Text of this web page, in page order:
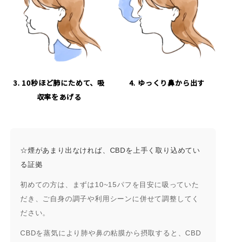
3. 10秒ほど肺にためて、吸
収率をあげる
4. ゆっくり鼻から出す
☆煙があまり出なければ、CBDを上手く取り込めてい
る証拠
初めての方は、まずは10~15パフを目安に吸っていた
だき、ご自身の調子や利用シーンに併せて調整してく
ださい。
CBDを蒸気により肺や鼻の粘膜から摂取すると、CBD